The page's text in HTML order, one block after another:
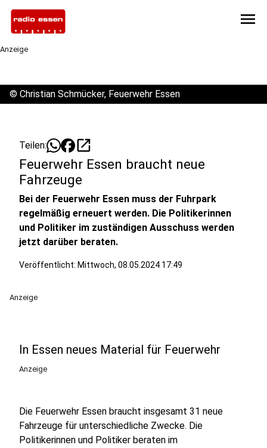
menu
Anzeige
© Christian Schmücker, Feuerwehr Essen
Teilen: open_in_new
Feuerwehr Essen braucht neue
Fahrzeuge
Bei der Feuerwehr Essen muss der Fuhrpark
regelmäßig erneuert werden. Die Politikerinnen
und Politiker im zuständigen Ausschuss werden
jetzt darüber beraten.
Veröffentlicht: Mittwoch, 08.05.2024 17:49
Anzeige
In Essen neues Material für Feuerwehr
Anzeige
Die Feuerwehr Essen braucht insgesamt 31 neue
Fahrzeuge für unterschiedliche Zwecke. Die
Politikerinnen und Politiker beraten im